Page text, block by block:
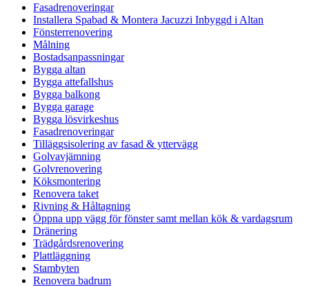
Fasadrenoveringar
Installera Spabad & Montera Jacuzzi Inbyggd i Altan
Fönsterrenovering
Målning
Bostadsanpassningar
Bygga altan
Bygga attefallshus
Bygga balkong
Bygga garage
Bygga lösvirkeshus
Fasadrenoveringar
Tilläggsisolering av fasad & yttervägg
Golvavjämning
Golvrenovering
Köksmontering
Renovera taket
Rivning & Håltagning
Öppna upp vägg för fönster samt mellan kök & vardagsrum
Dränering
Trädgårdsrenovering
Plattläggning
Stambyten
Renovera badrum